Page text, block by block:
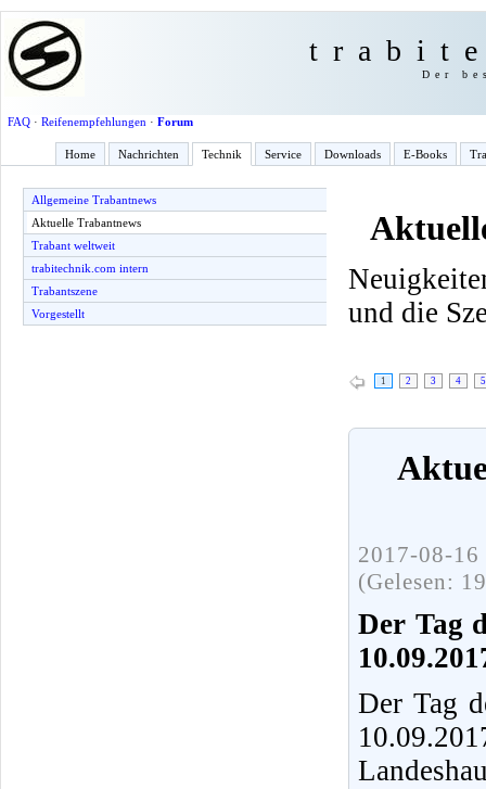
Der
FAQ· Reifenempfehlungen · Forum
Home Nachrichten Technik Service Downloads E-Books
Allgemeine Trabantnews
Aktuelle Trabantnews
Trabant weltweit
trabitechnik.com intern
Trabantszene
Vorgestellt
und die
1 2 3 4 5
2017-08-
(Gelesen:
Der Tag
Der Tag